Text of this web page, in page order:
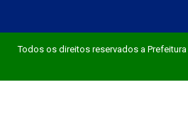
Todos os direitos reservados a Prefeitura